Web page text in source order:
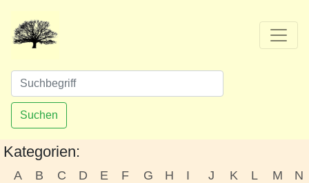
Suchen
Kategorien:
A B C D E F G H I J K L M
N